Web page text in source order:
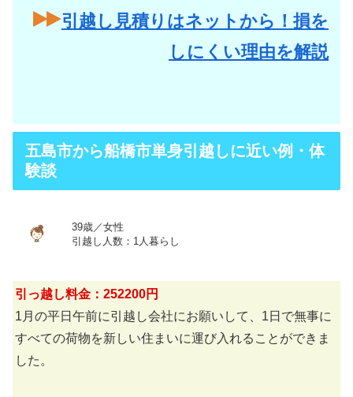
引越し見積りはネットから！損を
しにくい理由を解説
五島市から船橋市単身引越しに近い例・体
験談
39歳／女性
引越し人数：1人暮らし
引っ越し料金：252200円
1月の平日午前に引越し会社にお願いして、1日で無事に
すべての荷物を新しい住まいに運び入れることができま
した。